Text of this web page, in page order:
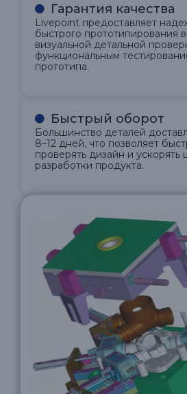
Гарантия качества
Livepoint предоставляет
быстрого прототипирования
визуальной детальной
функциональным
прототипа.
Быстрый оборот
Большинство деталей
8–12 дней, что позволяет
проверять дизайн и ускорять
разработки продукта.